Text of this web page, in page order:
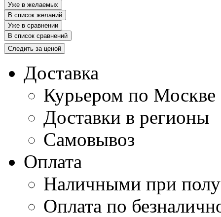
Уже в желаемых
В список желаний
Уже в сравнении
В список сравнений
Следить за ценой
Доставка
Курьером по Москве
Доставки в регионы
Самовывоз
Оплата
Наличными при
Оплата по